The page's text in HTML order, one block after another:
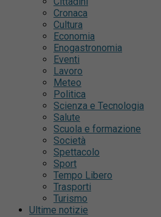
Cronaca
Cultura
Economia
Enogastronomia
Eventi
Lavoro
Meteo
Politica
Scienza e Tecnologia
Salute
Scuola e formazione
Società
Spettacolo
Sport
Tempo Libero
Trasporti
Turismo
Ultime notizie